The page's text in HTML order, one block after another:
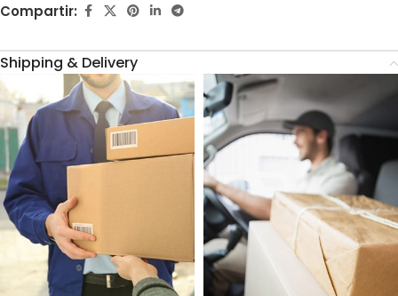
Compartir:
Shipping & Delivery